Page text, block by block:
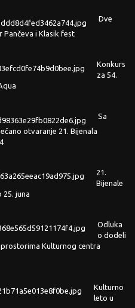
Dve
Pančeva i Klasik fest
Konkurs
za 54.
Sa
otvaranje 21. Bijenala
21.
Bijenale
25. juna
Odluka
o dodeli
Kulturnog centra
Kulturno
leto u